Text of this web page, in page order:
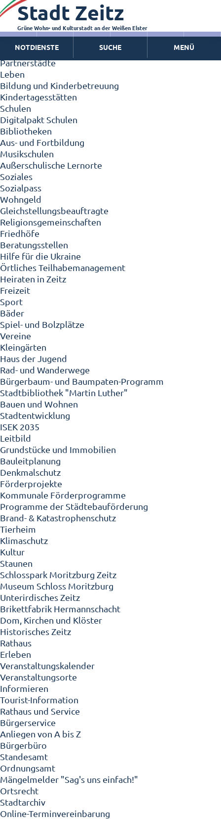
Zeitz - Die Kleinstadt
Willkommen in Zeitz!
Interview mit Oberbürgermeister Christian Thieme
Zeitz - Stadt der Zukunft
Ortschaften
Partnerstädte
Leben
Bildung und Kinderbetreuung
Kindertagesstätten
Schulen
Digitalpakt Schulen
Bibliotheken
Aus- und Fortbildung
Musikschulen
Außerschulische Lernorte
Soziales
Sozialpass
Wohngeld
Gleichstellungsbeauftragte
Religionsgemeinschaften
Friedhöfe
Beratungsstellen
Hilfe für die Ukraine
Örtliches Teilhabemanagement
Heiraten in Zeitz
Freizeit
Sport
Bäder
Spiel- und Bolzplätze
Vereine
Kleingärten
Haus der Jugend
Rad- und Wanderwege
Bürgerbaum- und Baumpaten-Programm
Stadtbibliothek "Martin Luther"
Bauen und Wohnen
Stadtentwicklung
ISEK 2035
Leitbild
Grundstücke und Immobilien
Bauleitplanung
Denkmalschutz
Förderprojekte
Kommunale Förderprogramme
Programme der Städtebauförderung
Brand- & Katastrophenschutz
Tierheim
Klimaschutz
Kultur
Staunen
Schlosspark Moritzburg Zeitz
Museum Schloss Moritzburg
Unterirdisches Zeitz
Brikettfabrik Hermannschacht
Dom, Kirchen und Klöster
Historisches Zeitz
Rathaus
Erleben
Veranstaltungskalender
Veranstaltungsorte
Informieren
Tourist-Information
Rathaus und Service
Bürgerservice
Anliegen von A bis Z
Bürgerbüro
Standesamt
Ordnungsamt
Mängelmelder "Sag's uns einfach!"
Ortsrecht
Stadtarchiv
Online-Terminvereinbarung
Stadt Zeitz
Grüne Wohn- und Kulturstadt an der Weißen Elster
NOTDIENSTE SUCHE MENÜ